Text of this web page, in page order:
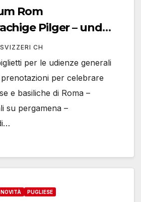
Rom
Pilger – und
SVIZZERI CH
per le udienze generali
per celebrare
e basiliche di Roma –
su pergamena –
NOVITÀ PUGLIESE